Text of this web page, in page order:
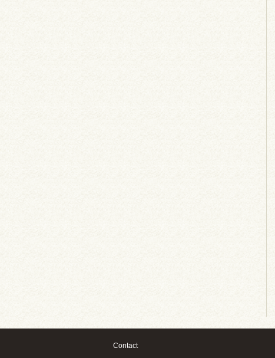
Contact